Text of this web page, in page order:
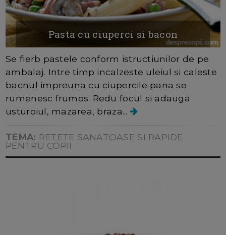
Pasta cu ciuperci si bacon
Se fierb pastele conform istructiunilor de pe
ambalaj. Intre timp incalzeste uleiul si caleste
bacnul impreuna cu ciupercile pana se
rumenesc frumos. Redu focul si adauga
usturoiul, mazarea, braza...
TEMA: RETETE SANATOASE SI RAPIDE
PENTRU COPII